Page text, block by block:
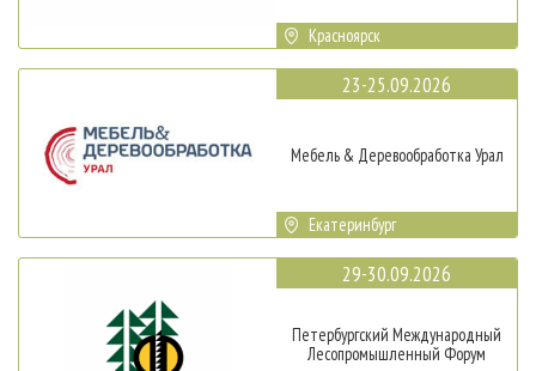
Красноярск
23-25.09.2026
Мебель & Деревообработка Урал
Екатеринбург
29-30.09.2026
Петербургский Международный
Лесопромышленный Форум